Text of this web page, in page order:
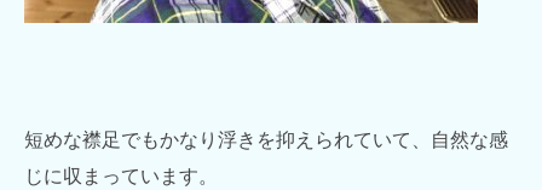
短めな襟足でもかなり浮きを抑えられていて、自然な感
じに収まっています。